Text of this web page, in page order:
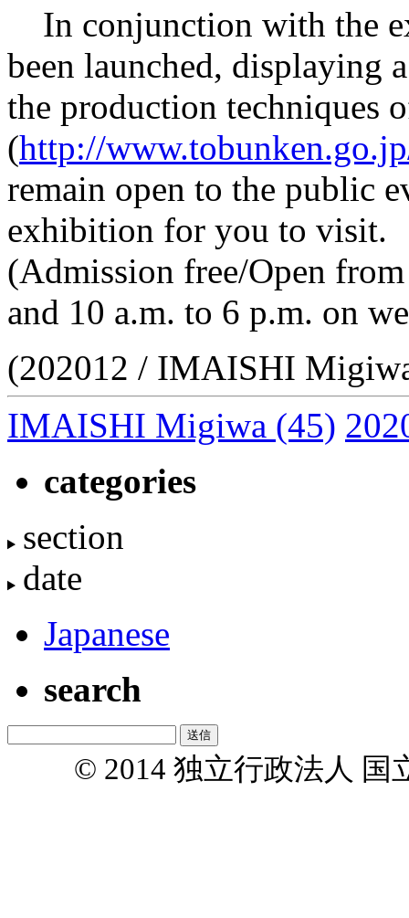
In conjunction with the
been launched, displaying
the production techniques
(http://
remain open to the public
exhibition for you to visit.
(Admission free/Open
and 10 a.m. to 6 p.m. on
(202012 / IMAISHI
IMAISHI Migiwa (45)
categories
section
date
Japanese
search
© 2014 独立行政法人 国